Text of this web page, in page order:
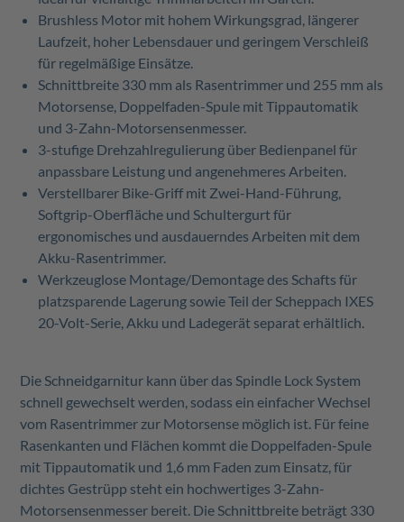
Brushless Motor mit hohem Wirkungsgrad, längerer
Laufzeit, hoher Lebensdauer und geringem Verschleiß
für regelmäßige Einsätze.
Schnittbreite 330 mm als Rasentrimmer und 255 mm als
Motorsense, Doppelfaden-Spule mit Tippautomatik
und 3-Zahn-Motorsensenmesser.
3-stufige Drehzahlregulierung über Bedienpanel für
anpassbare Leistung und angenehmeres Arbeiten.
Verstellbarer Bike-Griff mit Zwei-Hand-Führung,
Softgrip-Oberfläche und Schultergurt für
ergonomisches und ausdauerndes Arbeiten mit dem
Akku-Rasentrimmer.
Werkzeuglose Montage/Demontage des Schafts für
platzsparende Lagerung sowie Teil der Scheppach IXES
20-Volt-Serie, Akku und Ladegerät separat erhältlich.
Die Schneidgarnitur kann über das Spindle Lock System
schnell gewechselt werden, sodass ein einfacher Wechsel
vom Rasentrimmer zur Motorsense möglich ist. Für feine
Rasenkanten und Flächen kommt die Doppelfaden-Spule
mit Tippautomatik und 1,6 mm Faden zum Einsatz, für
dichtes Gestrüpp steht ein hochwertiges 3-Zahn-
Motorsensenmesser bereit. Die Schnittbreite beträgt 330